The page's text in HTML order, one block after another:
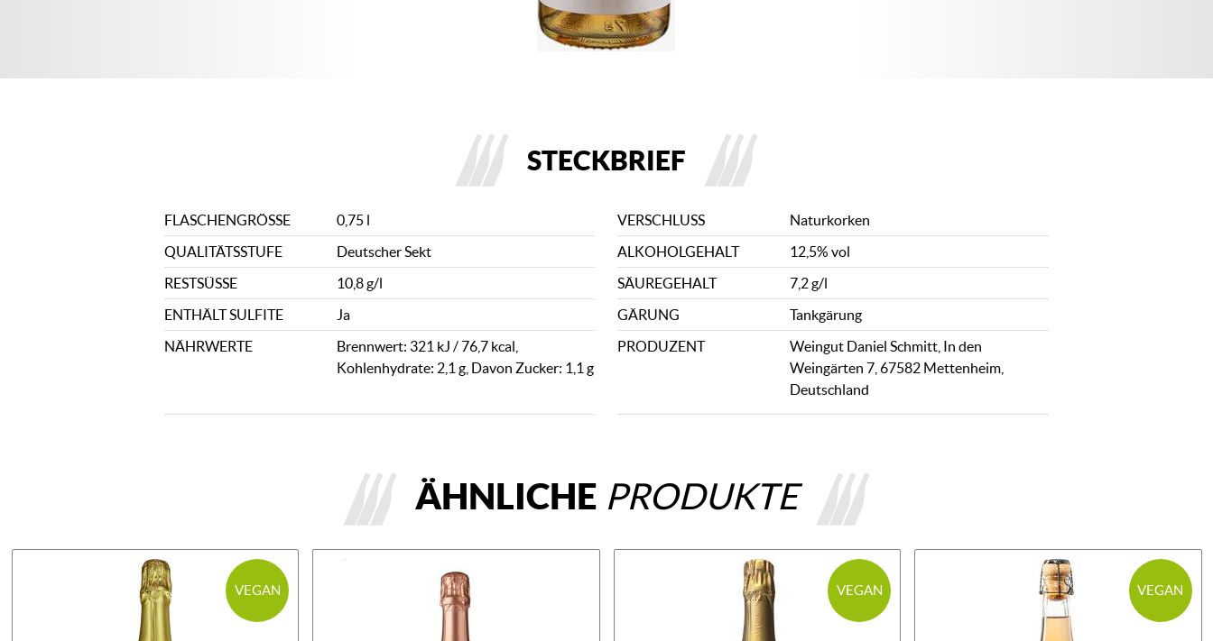
STECKBRIEF
FLASCHENGRÖSSE 0,75 l VERSCHLUSS
Naturkorken
QUALITÄTSSTUFE
Deutscher Sekt ALKOHOLGEHALT
12,5% vol
RESTSÜSSE
10,8 g/l SÄUREGEHALT
7,2 g/l
ENTHÄLT SULFITE
Ja GÄRUNG
Tankgärung
NÄHRWERTE
Brennwert: 321 kJ / 76,7 kcal,
Kohlenhydrate: 2,1 g, Davon Zucker: 1,1 g
PRODUZENT
Weingut Daniel Schmitt, In den
Weingärten 7, 67582 Mettenheim,
Deutschland
ÄHNLICHE PRODUKTE
VEGAN VEGAN VEGAN